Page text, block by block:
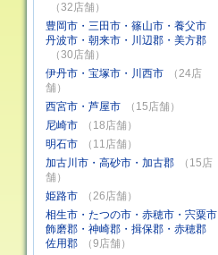
（32店舗）
豊岡市・三田市・篠山市・養父市
丹波市・朝来市・川辺郡・美方郡
（30店舗）
伊丹市・宝塚市・川西市
（24店
舗）
西宮市・芦屋市
（15店舗）
尼崎市
（18店舗）
明石市
（11店舗）
加古川市・高砂市・加古郡
（15店
舗）
姫路市
（26店舗）
相生市・たつの市・赤穂市・宍粟市
飾磨郡・神崎郡・揖保郡・赤穂郡
佐用郡
（9店舗）